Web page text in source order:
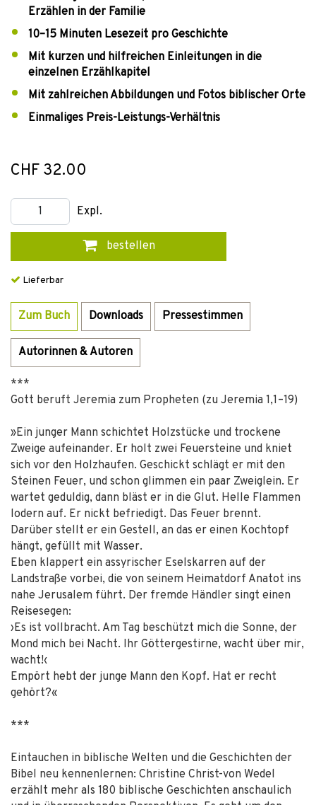
Erzählen in der Familie
10–15 Minuten Lesezeit pro Geschichte
Mit kurzen und hilfreichen Einleitungen in die
einzelnen Erzählkapitel
Mit zahlreichen Abbildungen und Fotos biblischer Orte
Einmaliges Preis-Leistungs-Verhältnis
CHF 32.00
Expl.
bestellen
Lieferbar
Zum Buch Downloads Pressestimmen
Autorinnen & Autoren
***
Gott beruft Jeremia zum Propheten (zu Jeremia 1,1–19)
»Ein junger Mann schichtet Holzstücke und trockene
Zweige aufeinander. Er holt zwei Feuersteine und kniet
sich vor den Holzhaufen. Geschickt schlägt er mit den
Steinen Feuer, und schon glimmen ein paar Zweiglein. Er
wartet geduldig, dann bläst er in die Glut. Helle Flammen
lodern auf. Er nickt befriedigt. Das Feuer brennt.
Darüber stellt er ein Gestell, an das er einen Kochtopf
hängt, gefüllt mit Wasser.
Eben klappert ein assyrischer Eselskarren auf der
Landstraße vorbei, die von seinem Heimatdorf Anatot ins
nahe Jerusalem führt. Der fremde Händler singt einen
Reisesegen:
›Es ist vollbracht. Am Tag beschützt mich die Sonne, der
Mond mich bei Nacht. Ihr Göttergestirne, wacht über mir,
wacht!‹
Empört hebt der junge Mann den Kopf. Hat er recht
gehört?«
***
Eintauchen in biblische Welten und die Geschichten der
Bibel neu kennenlernen: Christine Christ-von Wedel
erzählt mehr als 180 biblische Geschichten anschaulich